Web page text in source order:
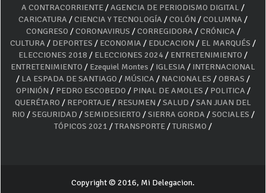
A CONTRACORRIENTE/AGENCIA DE PERIODISMO DIGITAL /
CARICATURA /CIENCIA Y TECNOLOGÍA /COLÓN /COLUMNA /
CONGRESO /CORONAVIRUS /CORREGIDORA /CRÓNICA /
CULTURA / DEPORTES / ECONOMIA / EDUCACION / EL MARQUÉS /
ELECCIONES 2018 / ELECCIONES 2024/ ENTRETENIMIENTO /
ENTRETENIMIENTO / Ezequiel Montes / IGLESIA / INTERNACIONAL
/ LA ESPADA DE SANTIAGO / MÚSICA / NACIONALES /OBRAS /
OPINIÓN / PEDRO ESCOBEDO / PINAL DE AMOLES / POLITICA /
QUERÉTARO / REPORTAJE/ RESUMEN /SALUD /SAN JUAN DEL
RIO /SEGURIDAD /SEMIDESIERTO /SIERRA GORDA /SOCIALES /
TÓPICOS 2021 /TRANSPORTE/TURISMO /
Copyright © 2016, Mi Delegacion.